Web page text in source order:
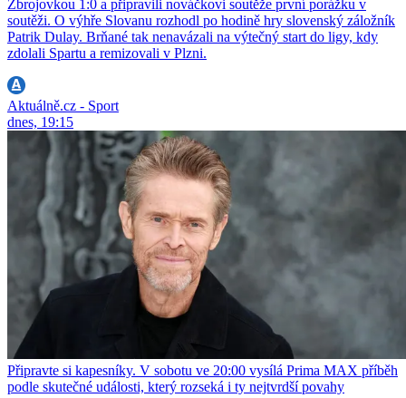
Zbrojovkou 1:0 a připravili nováčkovi soutěže první porážku v
soutěži. O výhře Slovanu rozhodl po hodině hry slovenský záložník
Patrik Dulay. Brňané tak nenavázali na výtečný start do ligy, kdy
zdolali Spartu a remizovali v Plzni.
Aktuálně.cz - Sport
dnes, 19:15
Připravte si kapesníky. V sobotu ve 20:00 vysílá Prima MAX příběh
podle skutečné události, který rozseká i ty nejtvrdší povahy